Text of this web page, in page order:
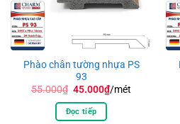
Phào chân tường nhựa PS
93
55.000₫ Giá
là:
55.000₫.
45.000₫Giá
hiện
/mét
Đọc tiếp